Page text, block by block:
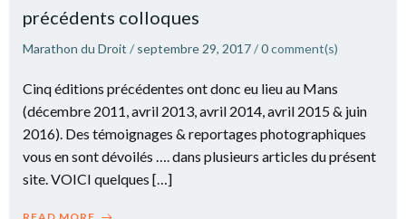
précédents colloques
Marathon du Droit / septembre 29, 2017/0comment(s)
Cinq éditions précédentes ont donc eu lieu au Mans
(décembre 2011, avril 2013, avril 2014, avril 2015 & juin
2016). Des témoignages & reportages photographiques
vous en sont dévoilés …. dans plusieurs articles du présent
site. VOICI quelques […]